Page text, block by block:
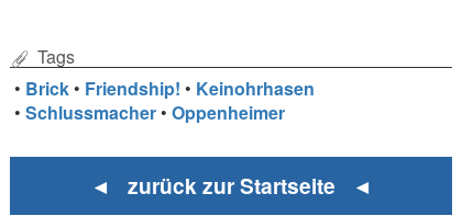
Tags
• Brick • Friendship! • Keinohrhasen
•Schlussmacher •Oppenheimer
◄ zurück zur Startseite ◄